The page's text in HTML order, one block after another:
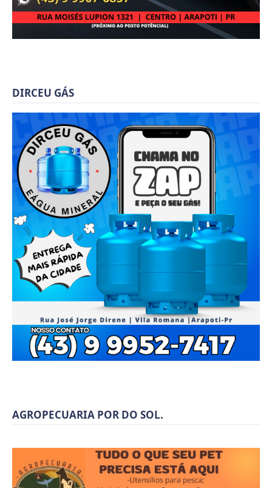
DIRCEU GÁS
AGROPECUARIA POR DO SOL.